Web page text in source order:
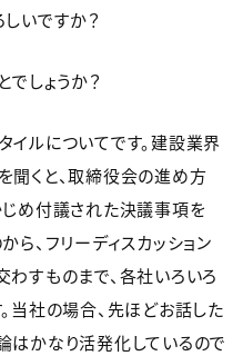
いですか？
でしょうか？
ルについてです。建設業界
聞くと、取締役会の進め方
じめ付議された決議事項を
ら、フリーディスカッション
すものまで、各社いろいろ
当社の場合、先ほどお話した
はかなり活発化しているので